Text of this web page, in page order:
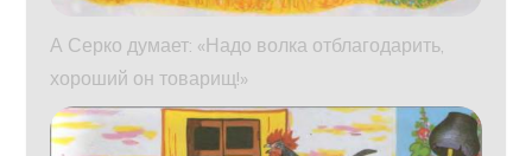
А Серко думает: «Надо волка отблагодарить,
хороший он товарищ!»